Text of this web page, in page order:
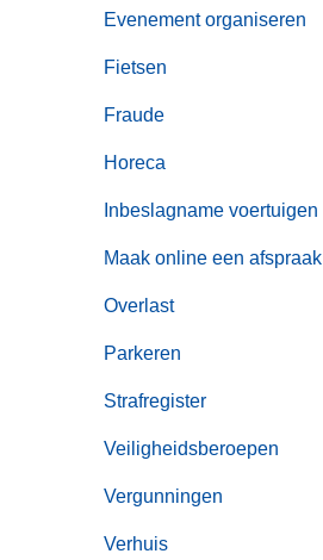
Evenement organiseren
Fietsen
Fraude
Horeca
Inbeslagname voertuigen
Maak online een afspraak
Overlast
Parkeren
Strafregister
Veiligheidsberoepen
Vergunningen
Verhuis